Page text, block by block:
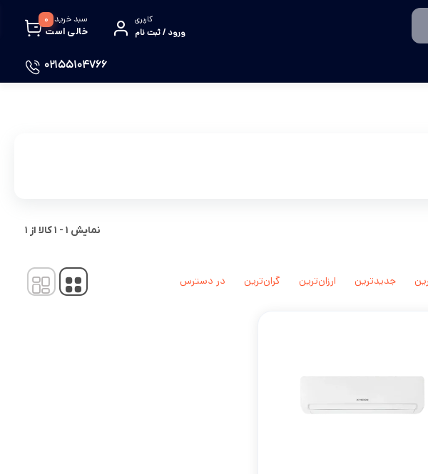
کاربری
ورود / ثبت نام
سبد خرید
خالی است
0
02155104766
نمایش 1
-
1کالا از 1
جدیدترین ارزان‌ترین گران‌ترین در دسترس